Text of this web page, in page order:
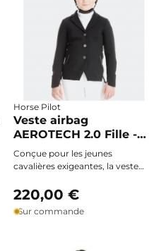
Horse Pilot
Veste airbag
AEROTECH 2.0 Fille -
Horse Pilot
Conçue pour les jeunes
cavalières exigeantes, la veste
élégance et protection optimale :
légère, ultra-respirante et
extensible, elle assure une liberté
220,00 €
Sur commande